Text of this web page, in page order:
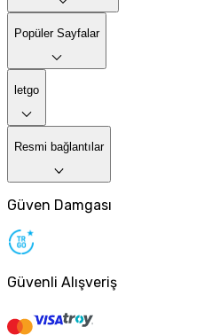
Popüler Sayfalar
letgo
Resmi bağlantılar
Güven Damgası
Güvenli Alışveriş